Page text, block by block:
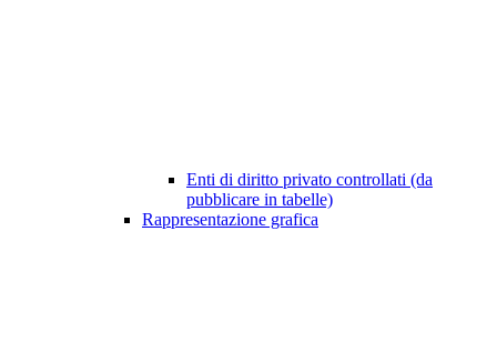
Enti di diritto privato controllati (da
pubblicare in tabelle)
Rappresentazione grafica